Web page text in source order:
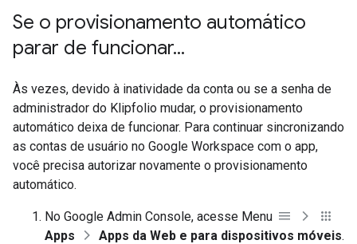
Se o provisionamento automático
parar de funcionar...
Às vezes, devido à inatividade da conta ou se a senha de
administrador do Klipfolio mudar, o provisionamento
automático deixa de funcionar. Para continuar sincronizando
as contas de usuário no Google Workspace com o app,
você precisa autorizar novamente o provisionamento
automático.
No Google Admin Console, acesse Menu
Apps
Apps da Web e para dispositivos móveis.